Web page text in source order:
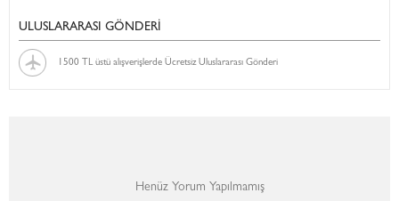
ULUSLARARASI GÖNDERİ
1500 TL üstü alışverişlerde Ücretsiz Uluslararası Gönderi
Henüz Yorum Yapılmamış